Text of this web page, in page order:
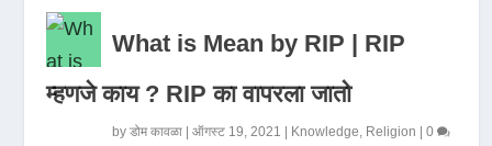
What is Mean by RIP | RIP
म्हणजे काय ? RIP का वापरला जातो
byडोम कावळा |ऑगस्ट 19, 2021 Knowledge, Religion |0